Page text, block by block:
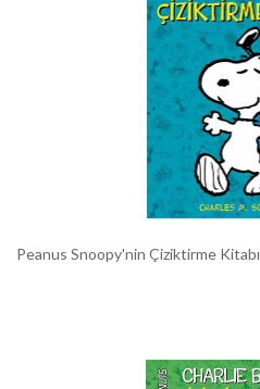
Peanus Snoopy'nin Çiziktirme Kitabı